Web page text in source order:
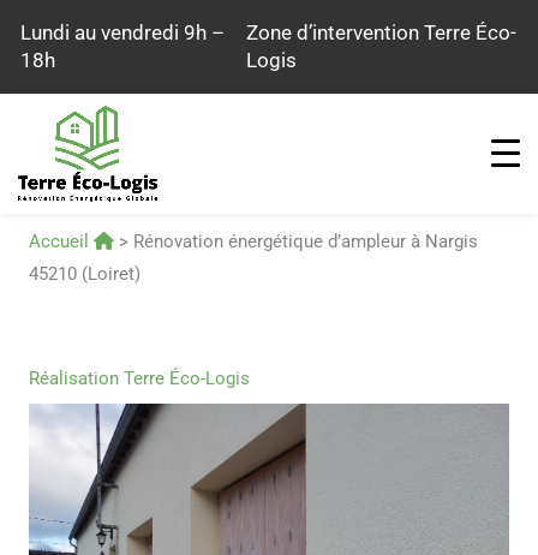
Lundi au vendredi 9h –
18h
Zone d’intervention Terre Éco-
Logis
Accueil > Rénovation énergétique d’ampleur à Nargis
45210 (Loiret)
Réalisation Terre Éco-Logis